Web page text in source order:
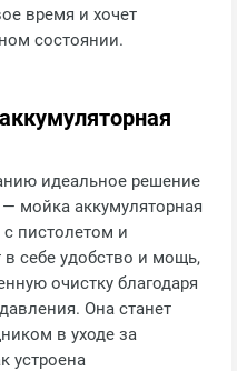
время и хочет
состоянии.
идеальное решение
мойка аккумуляторная
пистолетом и
в себе удобство и мощь,
очистку благодаря
Она станет
в уходе за
устроена